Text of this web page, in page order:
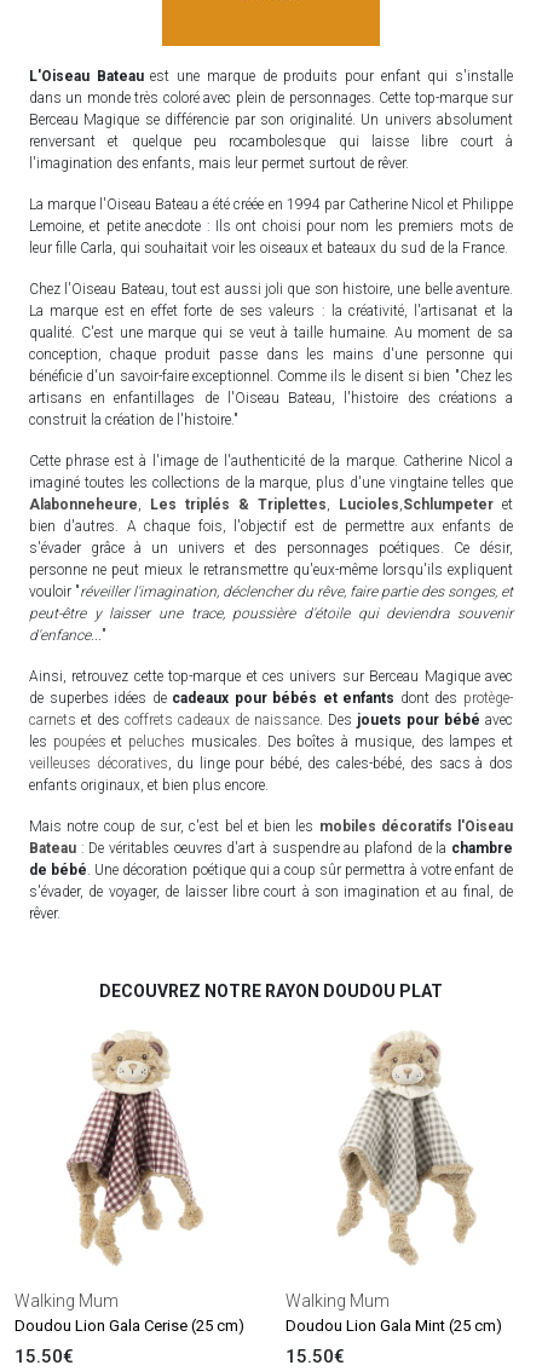
L'Oiseau Bateauest une marque de produits pour enfant qui s'installe
dans un monde très coloré avec plein de personnages. Cette top-marque sur
Berceau Magique se différencie par son originalité. Un univers absolument
renversant et quelque peu rocambolesque qui laisse libre court à
l'imagination des enfants, mais leur permet surtout de rêver.
La marque l'Oiseau Bateau a été créée en 1994 par Catherine Nicol et Philippe
Lemoine, et petite anecdote : Ils ont choisi pour nom les premiers mots de
leur fille Carla, qui souhaitait voir les oiseaux et bateaux du sud de la France.
Chez l'Oiseau Bateau, tout est aussi joli que son histoire, une belle aventure.
La marque est en effet forte de ses valeurs : la créativité, l'artisanat et la
qualité. C'est une marque qui se veut à taille humaine. Au moment de sa
conception, chaque produit passe dans les mains d'une personne qui
bénéficie d'un savoir-faire exceptionnel. Comme ils le disent si bien "Chez les
artisans en enfantillages de l'Oiseau Bateau, l'histoire des créations a
construit la création de l'histoire."
Cette phrase est à l'image de l'authenticité de la marque. Catherine Nicol a
imaginé toutes les collections de la marque, plus d'une vingtaine telles que
Alabonneheure, Les triplés & Triplettes, Lucioles,Schlumpeter et
bien d'autres. A chaque fois, l'objectif est de permettre aux enfants de
s'évader grâce à un univers et des personnages poétiques. Ce désir,
personne ne peut mieux le retransmettre qu'eux-même lorsqu'ils expliquent
vouloir "réveiller l'imagination, déclencher du rêve, faire partie des songes, et
peut-être y laisser une trace, poussière d'étoile qui deviendra souvenir
d'enfance..."
Ainsi, retrouvez cette top-marque et ces univers sur Berceau Magique avec
de superbes idées de cadeaux pour bébés et enfants dont des protège-
carnets et des coffrets cadeaux de naissance. Des jouets pour bébé avec
les poupées et peluches musicales. Des boîtes à musique, des lampes et
veilleuses décoratives, du linge pour bébé, des cales-bébé, des sacs à dos
enfants originaux, et bien plus encore.
Mais notre coup de sur, c'est bel et bien les mobiles décoratifs l'Oiseau
Bateau : De véritables oeuvres d'art à suspendre au plafond de la chambre
de bébé. Une décoration poétique qui a coup sûr permettra à votre enfant de
s'évader, de voyager, de laisser libre court à son imagination et au final, de
rêver.
DECOUVREZ NOTRE RAYON DOUDOU PLAT
Walking Mum
Doudou Lion Gala Cerise (25 cm)
15.50€
Walking Mum
Doudou Lion Gala Mint (25 cm)
15.50€